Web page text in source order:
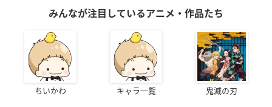
みんなが注目しているアニメ・作品たち
ちいかわ キャラ一覧 鬼滅の刃